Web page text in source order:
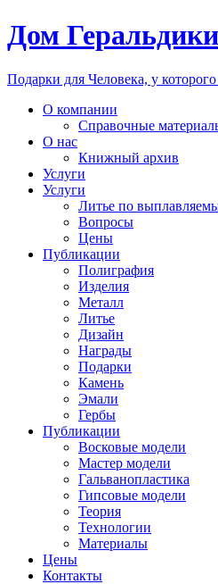
Дом Геральдики
Подарки для Человека, у которого
О компании
Справочные
О нас
Книжный архив
Услуги
Услуги
Литье по
Вопросы
Цены
Публикации
Полиграфия
Изделия
Металл
Литье
Дизайн
Награды
Подарки
Камень
Эмали
Гербы
Публикации
Восковые модели
Мастер модели
Гальванопластика
Гипсовые модели
Теория
Технологии
Материалы
Цены
Контакты